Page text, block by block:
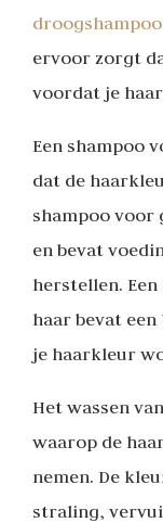
droogshampoo
ervoor zorgt
voordat je
Een shampoo
dat de
shampoo
en bevat
herstellen.
haar bevat
je haarkleur
Het wassen
waarop de
nemen. De
straling,